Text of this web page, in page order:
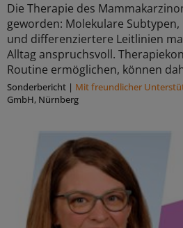
Die Therapie des
geworden: Molekulare
und differenziertere Leitlinien
Alltag anspruchsvoll.
Routine ermöglichen, können
Sonderbericht | Mit freundlicher
GmbH, Nürnberg